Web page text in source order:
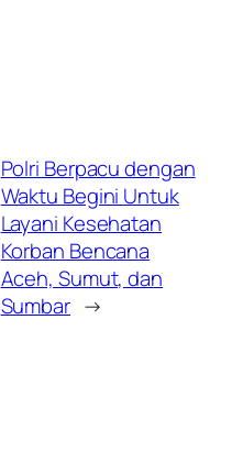
Polri Berpacu dengan
Waktu Begini Untuk
Layani Kesehatan
Korban Bencana
Aceh, Sumut, dan
Sumbar →